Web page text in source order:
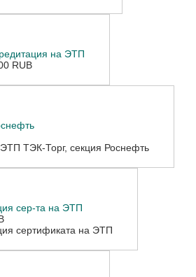
на ЭТП
RUB
ТЭК-Торг, секция Роснефть
сер-та на ЭТП
сертификата на ЭТП